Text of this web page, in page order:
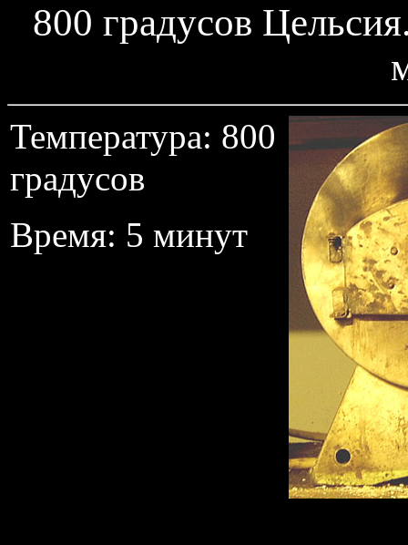
800 градусов
Температура: 800
градусов
Время: 5 минут